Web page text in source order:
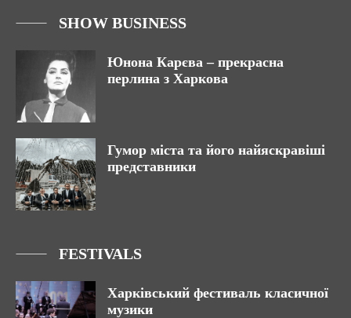
SHOW BUSINESS
Юнона Карєва – прекрасна
перлина з Харкова
Гумор міста та його найяскравіші
представники
FESTIVALS
Харківський фестиваль класичної
музики